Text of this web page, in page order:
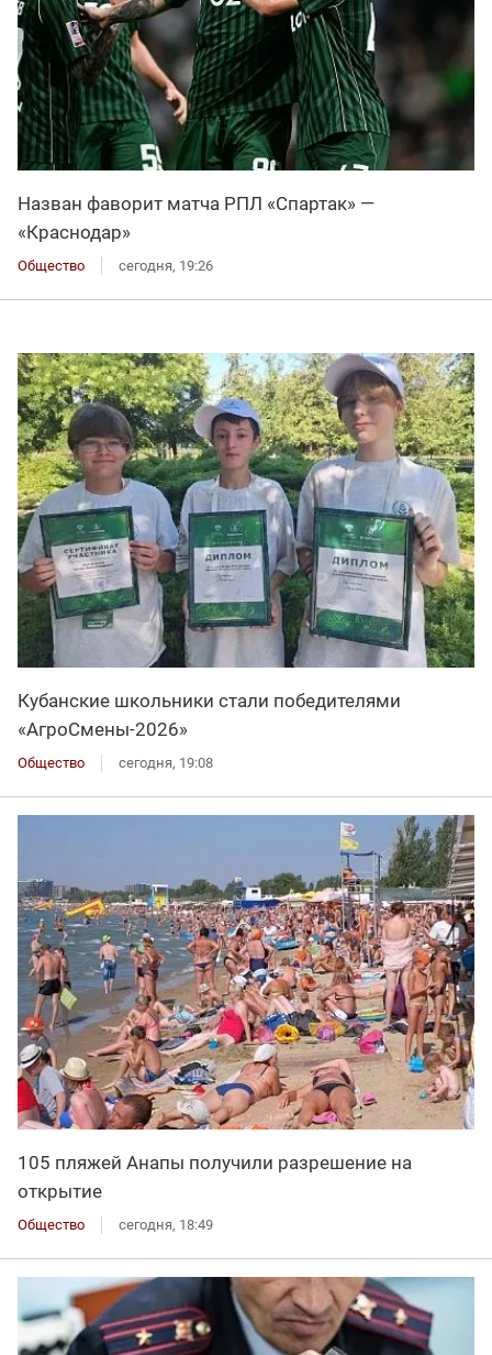
Назван фаворит матча РПЛ «Спартак» —
«Краснодар»
Общество сегодня, 19:26
Кубанские школьники стали победителями
«АгроСмены-2026»
Общество сегодня, 19:08
105 пляжей Анапы получили разрешение на
открытие
Общество сегодня, 18:49